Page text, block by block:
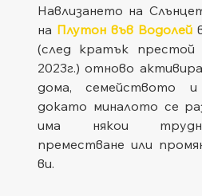
Навлизането на
на Плутон във Водолей
(след кратък
2023г.) отново
дома, семейството
докато миналото се
има някои трудни
преместване или
ви.